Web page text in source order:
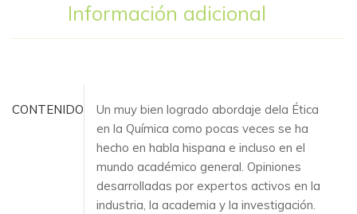
Información adicional
CONTENIDO
Un muy bien logrado abordaje dela Ética
en la Química como pocas veces se ha
hecho en habla hispana e incluso en el
mundo académico general. Opiniones
desarrolladas por expertos activos en la
industria, la academia y la investigación.